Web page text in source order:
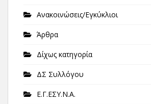
Ανακοινώσεις/Εγκύκλιοι
Άρθρα
Δίχως κατηγορία
ΔΣ Συλλόγου
Ε.Γ.ΕΣΥ.Ν.Α.